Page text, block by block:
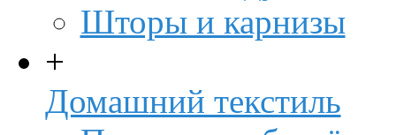
Шторы и карнизы
+
Домашний текстиль